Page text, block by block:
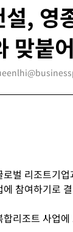
설, 영
맞붙어
로벌 리조트기
참여하기로
리조트 사업